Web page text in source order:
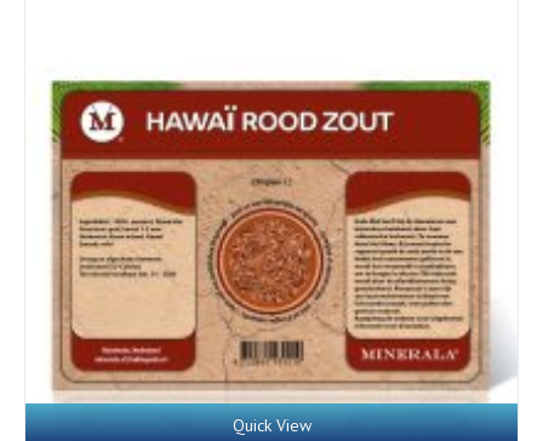
Quick View